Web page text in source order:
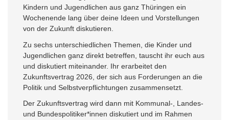
Kindern und Jugendlichen aus ganz Thüringen ein
Wochenende lang über deine Ideen und Vorstellungen
von der Zukunft diskutieren.
Zu sechs unterschiedlichen Themen, die Kinder und
Jugendlichen ganz direkt betreffen, tauscht ihr euch aus
und diskutiert miteinander. Ihr erarbeitet den
Zukunftsvertrag 2026, der sich aus Forderungen an die
Politik und Selbstverpflichtungen zusammensetzt.
Der Zukunftsvertrag wird dann mit Kommunal-, Landes-
und Bundespolitiker*innen diskutiert und im Rahmen